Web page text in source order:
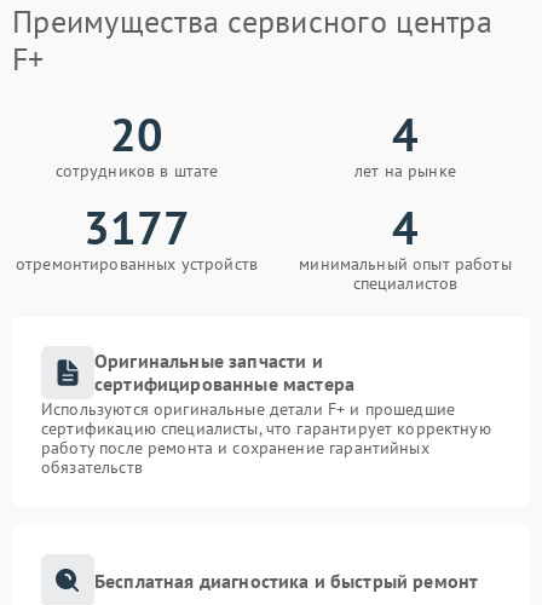
Преимущества сервисного центра
F+
20
сотрудников в штате
4
лет на рынке
3177
отремонтированных устройств
4
минимальный опыт работы
специалистов
Оригинальные запчасти и
сертифицированные мастера
Используются оригинальные детали F+ и прошедшие
сертификацию специалисты, что гарантирует корректную
работу после ремонта и сохранение гарантийных
обязательств
Бесплатная диагностика и быстрый ремонт